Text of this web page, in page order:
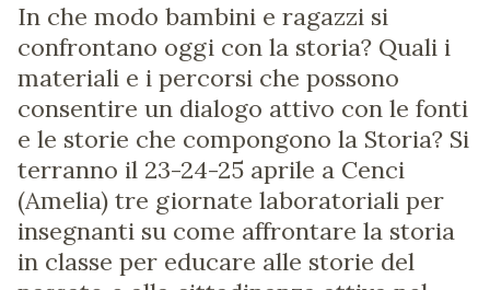
In che modo bambini e ragazzi si
confrontano oggi con la storia? Quali i
materiali e i percorsi che possono
consentire un dialogo attivo con le fonti
e le storie che compongono la Storia? Si
terranno il 23-24-25 aprile a Cenci
(Amelia) tre giornate laboratoriali per
insegnanti su come affrontare la storia
in classe per educare alle storie del